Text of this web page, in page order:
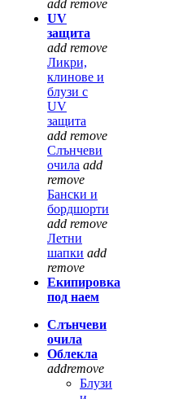
add remove
UV
защита
add remove
Ликри,
клинове и
блузи с
UV
защита
add remove
Слънчеви
очила add
remove
Бански и
бордшорти
add remove
Летни
шапки add
remove
Екипировка
под наем
Слънчеви
очила
Облекла
addremove
Блузи